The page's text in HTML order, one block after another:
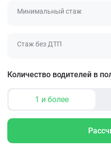
Минимальный стаж
Стаж без ДТП
Количество водителей в
1 и более